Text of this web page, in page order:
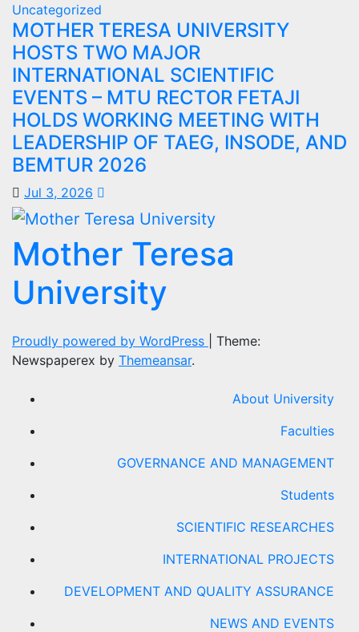
Uncategorized
MOTHER TERESA UNIVERSITY
HOSTS TWO MAJOR
INTERNATIONAL SCIENTIFIC
EVENTS – MTU RECTOR FETAJI
HOLDS WORKING MEETING WITH
LEADERSHIP OF TAEG, INSODE, AND
BEMTUR 2026
Jul 3, 2026
Mother Teresa
University
Proudly powered by WordPress
Theme:
Newspaperex by Themeansar.
About University
Faculties
GOVERNANCE AND MANAGEMENT
Students
SCIENTIFIC RESEARCHES
INTERNATIONAL PROJECTS
DEVELOPMENT AND QUALITY ASSURANCE
NEWS AND EVENTS